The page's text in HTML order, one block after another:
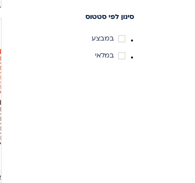
סינון לפי סטטוס
במבצע
במלאי